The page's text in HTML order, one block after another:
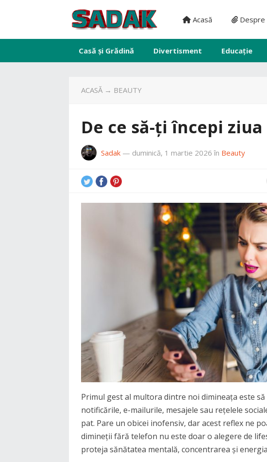
Acasă Despre
Casă și Grădină Divertisment Educație
ACASĂ→ BEAUTY
De ce să-ți începi
Sadak — duminică, 1 martie 2026 în Beauty
Primul gest al multora dintre noi dimineața este
notificările, e-mailurile, mesajele sau rețelele
pat. Pare un obicei inofensiv, dar acest reflex ne
dimineții fără telefon nu este doar o alegere de
proteja sănătatea mentală, concentrarea și